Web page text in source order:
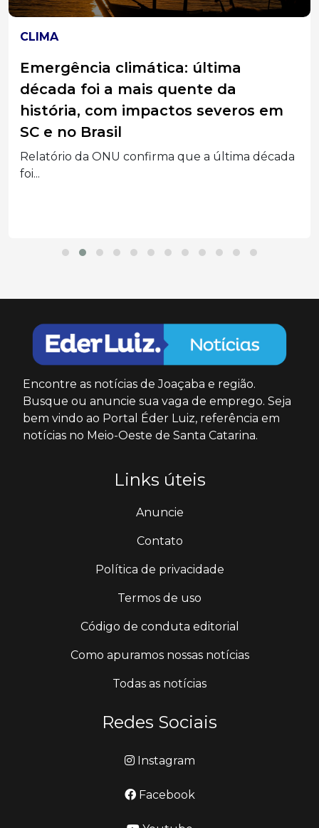
CLIMA
Emergência climática: última
década foi a mais quente da
história, com impactos severos em
SC e no Brasil
Relatório da ONU confirma que a última década
foi...
Encontre as notícias de Joaçaba e região.
Busque ou anuncie sua vaga de emprego. Seja
bem vindo ao Portal Éder Luiz, referência em
notícias no Meio-Oeste de Santa Catarina.
Links úteis
Anuncie
Contato
Política de privacidade
Termos de uso
Código de conduta editorial
Como apuramos nossas notícias
Todas as notícias
Redes Sociais
Instagram
Facebook